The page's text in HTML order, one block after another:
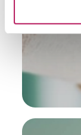
Zur